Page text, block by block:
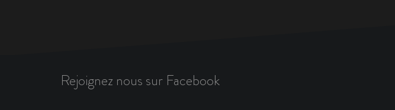
Rejoignez nous sur Facebook